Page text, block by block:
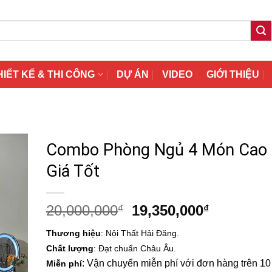
KẾ & THI CÔNG DỰ ÁN VIDEO GIỚI THIỆU
Combo Phòng Ngủ 4 Món Cao
Giá Tốt
20,000,000₫
Giá
là:
20,000,000₫.
19,350,000₫Giá
Thương hiệu: Nội Thất Hải Đăng.
Chất lượng: Đạt chuẩn Châu Âu.
Miễn phí: Vận chuyển miễn phí với đơn hàng trên 10